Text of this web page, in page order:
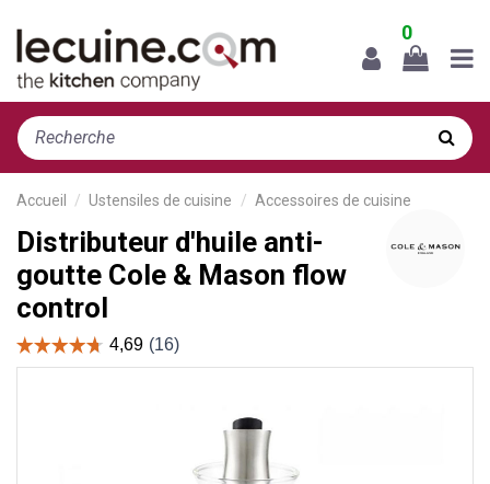
0
Accueil Ustensiles de cuisine Accessoires de cuisine
Distributeur d'huile anti-
goutte Cole & Mason flow
control